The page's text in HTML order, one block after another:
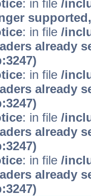
: in file /
: in file /
already
: in file /
already
: in file /
already
: in file /
already